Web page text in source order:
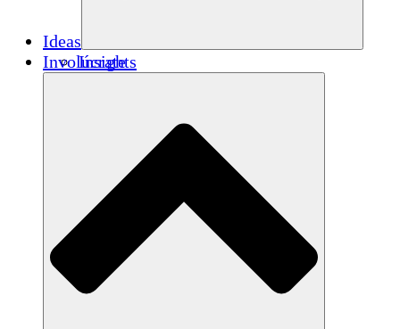
Ideas
Insights
Involúcrate